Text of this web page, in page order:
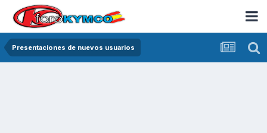
Presentaciones de nuevos usuarios